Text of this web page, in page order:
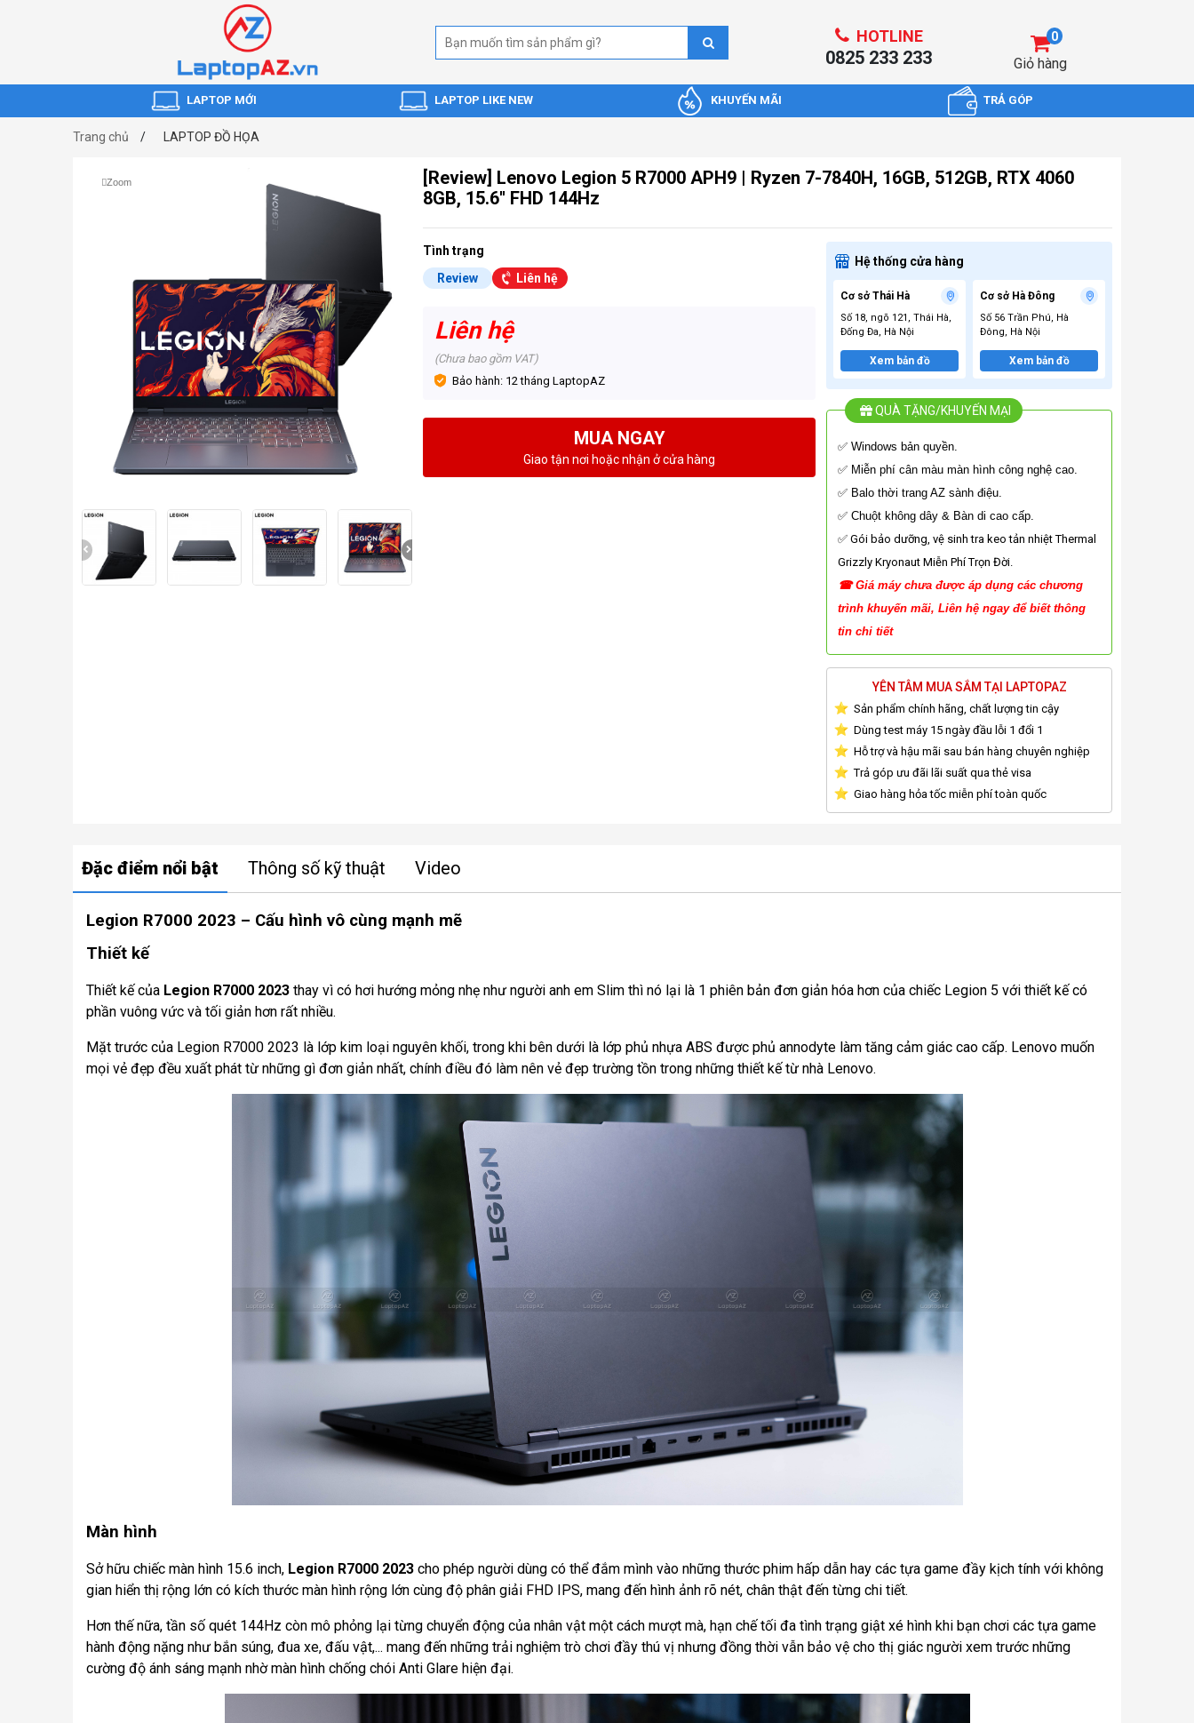
HOTLINE
0825 233 233 Giỏ hàng
0
LAPTOP MỚI LAPTOP LIKE NEW KHUYẾN MÃI TRẢ GÓP
Trang chủ LAPTOP ĐỒ HỌA
Zoom
[Review] Lenovo Legion 5 R7000 APH9 | Ryzen 7-7840H, 16GB, 512GB, RTX 4060
8GB, 15.6'' FHD 144Hz
Tình trạng
Review
Liên hệ
Liên hệ
(Chưa bao gồm VAT)
Bảo hành: 12 tháng LaptopAZ
MUA NGAY
Giao tận nơi hoặc nhận ở cửa hàng
Hệ thống cửa hàng
Cơ sở Thái Hà
Số 18, ngõ 121, Thái Hà,
Đống Đa, Hà Nội
Xem bản đồ
Cơ sở Hà Đông
Số 56 Trần Phú, Hà
Đông, Hà Nội
Xem bản đồ
QUÀ TẶNG/KHUYẾN MẠI
✅ Windows bản quyền.
✅ Miễn phí cân màu màn hình công nghệ cao.
✅ Balo thời trang AZ sành điệu.
✅ Chuột không dây & Bàn di cao cấp.
✅ Gói bảo dưỡng, vệ sinh tra keo tản nhiệt Thermal
Grizzly Kryonaut Miễn Phí Trọn Đời.
☎Giá máy chưa được áp dụng các chương
trình khuyến mãi, Liên hệ ngay để biết thông
tin chi tiết
YÊN TÂM MUA SẮM TẠI LAPTOPAZ
Sản phẩm chính hãng, chất lượng tin cậy
Dùng test máy 15 ngày đầu lỗi 1 đổi 1
Hỗ trợ và hậu mãi sau bán hàng chuyên nghiệp
Trả góp ưu đãi lãi suất qua thẻ visa
Giao hàng hỏa tốc miễn phí toàn quốc
Đặc điểm nổi bật Thông số kỹ thuật Video
Legion R7000 2023 – Cấu hình vô cùng mạnh mẽ
Thiết kế
Thiết kế của Legion R7000 2023 thay vì có hơi hướng mỏng nhẹ như người anh em Slim thì nó lại là 1 phiên bản đơn giản hóa hơn của chiếc Legion 5 với thiết kế có
phần vuông vức và tối giản hơn rất nhiều.
Mặt trước của Legion R7000 2023 là lớp kim loại nguyên khối, trong khi bên dưới là lớp phủ nhựa ABS được phủ annodyte làm tăng cảm giác cao cấp. Lenovo muốn
mọi vẻ đẹp đều xuất phát từ những gì đơn giản nhất, chính điều đó làm nên vẻ đẹp trường tồn trong những thiết kế từ nhà Lenovo.
Màn hình
Sở hữu chiếc màn hình 15.6 inch, Legion R7000 2023 cho phép người dùng có thể đắm mình vào những thước phim hấp dẫn hay các tựa game đầy kịch tính với không
gian hiển thị rộng lớn có kích thước màn hình rộng lớn cùng độ phân giải FHD IPS, mang đến hình ảnh rõ nét, chân thật đến từng chi tiết.
Hơn thế nữa, tần số quét 144Hz còn mô phỏng lại từng chuyển động của nhân vật một cách mượt mà, hạn chế tối đa tình trạng giật xé hình khi bạn chơi các tựa game
hành động nặng như bắn súng, đua xe, đấu vật,... mang đến những trải nghiệm trò chơi đầy thú vị nhưng đồng thời vẫn bảo vệ cho thị giác người xem trước những
cường độ ánh sáng mạnh nhờ màn hình chống chói Anti Glare hiện đại.